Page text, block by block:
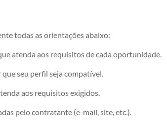
todas as orientações abaixo:
atenda aos requisitos de cada oportunidade.
seu perfil seja compatível.
aos requisitos exigidos.
pelo contratante (e-mail, site, etc.).